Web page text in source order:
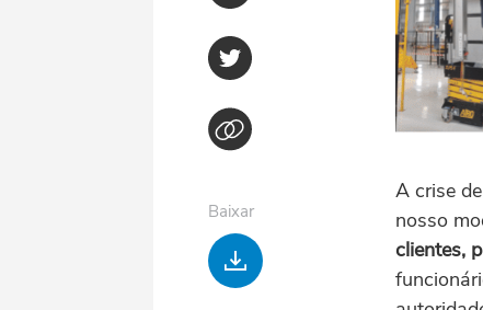
A crise
nosso
clientes,
Baixar
Baixar